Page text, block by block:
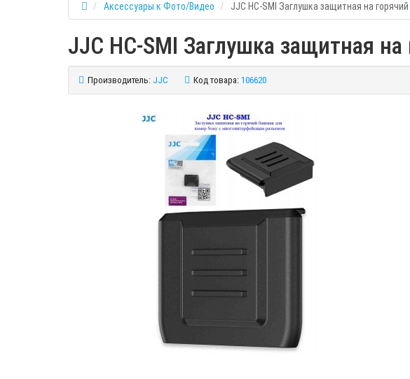
Аксессуары к Фото/Видео JJC HC-SMI Заглушка защитная на
JJC HC-SMI Заглушка защитная
Производитель: JJC Код товара: 106620